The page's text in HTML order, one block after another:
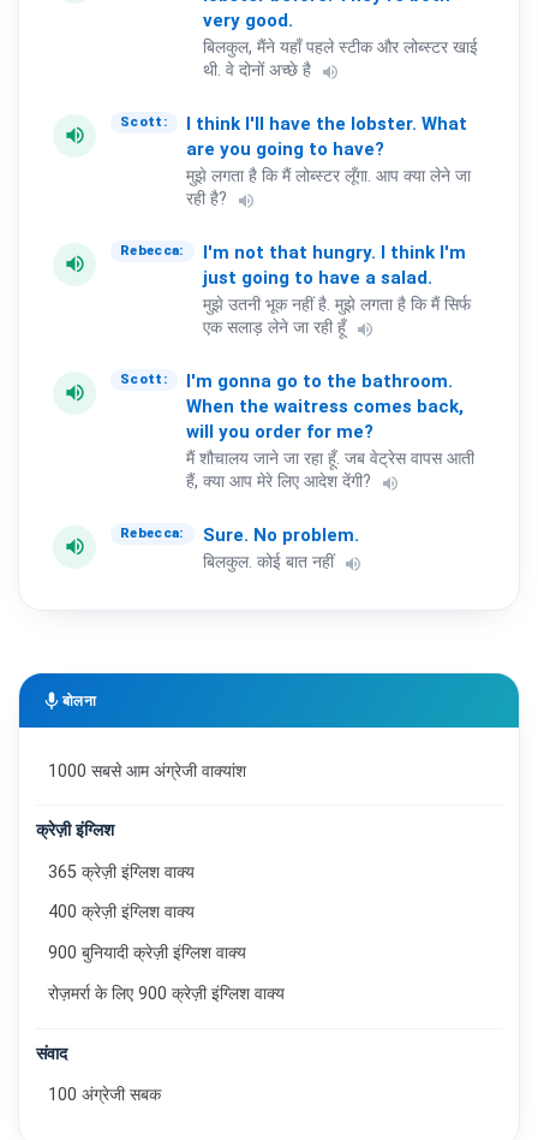
very good.
बिलकुल, मैंने यहाँ पहले स्टीक और लोब्स्टर खाई
थी. वे दोनों अच्छे है
volume_up
volume_up
Scott: I think I'll have the lobster. What
are you going to have?
मुझे लगता है कि मैं लोब्स्टर लूँगा. आप क्या लेने जा
रही है?
volume_up
volume_up
Rebecca: I'm not that hungry. I think I'm
just going to have a salad.
मुझे उतनी भूक नहीं है. मुझे लगता है कि मैं सिर्फ
एक सलाड़ लेने जा रही हूँ
volume_up
volume_up
Scott: I'm gonna go to the bathroom.
When the waitress comes back,
will you order for me?
मैं शौचालय जाने जा रहा हूँ. जब वेट्रेस वापस आती
हैं, क्या आप मेरे लिए आदेश देंगी?
volume_up
volume_up
Rebecca: Sure. No problem.
बिलकुल. कोई बात नहीं volume_up
micबोलना
1000 सबसे आम अंग्रेजी वाक्यांश
क्रेज़ी इंग्लिश
365 क्रेज़ी इंग्लिश वाक्य
400 क्रेज़ी इंग्लिश वाक्य
900 बुनियादी क्रेज़ी इंग्लिश वाक्य
रोज़मर्रा के लिए 900 क्रेज़ी इंग्लिश वाक्य
संवाद
100 अंग्रेजी सबक